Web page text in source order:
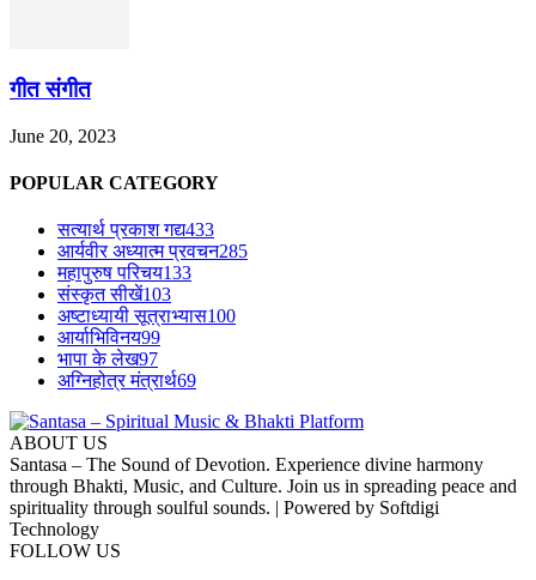
गीत संगीत
June 20, 2023
POPULAR CATEGORY
सत्यार्थ प्रकाश गद्य433
आर्यवीर अध्यात्म प्रवचन285
महापुरुष परिचय133
संस्कृत सीखें103
अष्टाध्यायी सूत्राभ्यास100
आर्याभिविनय99
भापा के लेख97
अग्निहोत्र मंत्रार्थ69
ABOUT US
Santasa – The Sound of Devotion. Experience divine harmony
through Bhakti, Music, and Culture. Join us in spreading peace and
spirituality through soulful sounds. | Powered by Softdigi
Technology
FOLLOW US